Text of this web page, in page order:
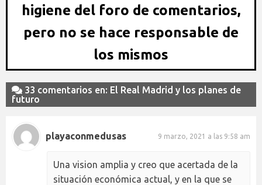
higiene del foro de comentarios,
pero no se hace responsable de
los mismos
33 comentarios en: El Real Madrid y los planes de
futuro
playaconmedusas 9 marzo, 2021 a las 9:58 am
Una vision amplia y creo que acertada de la
situación económica actual, y en la que se